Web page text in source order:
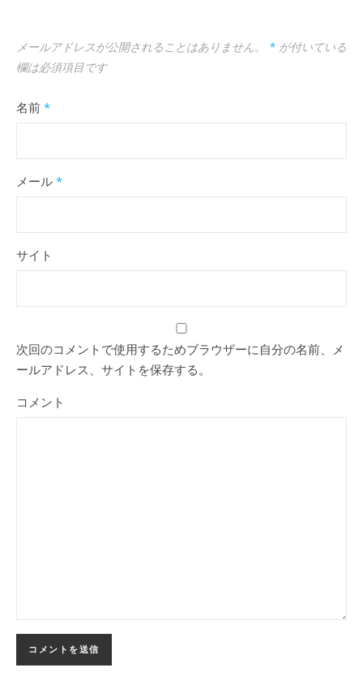
メールアドレスが公開されることはありません。 * が付いている
欄は必須項目です
名前 *
メール *
サイト
次回のコメントで使用するためブラウザーに自分の名前、メ
ールアドレス、サイトを保存する。
コメント